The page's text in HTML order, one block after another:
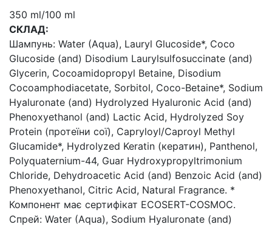
350 ml/100 ml
СКЛАД:
Шампунь: Water (Aqua), Lauryl Glucoside*, Coco
Glucoside (and) Disodium Laurylsulfosuccinate (and)
Glycerin, Cocoamidopropyl Betaine, Disodium
Cocoamphodiacetate, Sorbitol, Coco-Betaine*, Sodium
Hyaluronate (and) Hydrolyzed Hyaluronic Acid (and)
Phenoxyethanol (and) Lactic Acid, Hydrolyzed Soy
Protein (протеїни сої), Capryloyl/Caproyl Methyl
Glucamide*, Hydrolyzed Keratin (кератин), Panthenol,
Polyquaternium-44, Guar Hydroxypropyltrimonium
Chloride, Dehydroacetic Acid (and) Benzoic Acid (and)
Phenoxyethanol, Citric Acid, Natural Fragrance. *
Компонент має сертифікат ECOSERT-COSMOC.
Спрей: Water (Aqua), Sodium Hyaluronate (and)